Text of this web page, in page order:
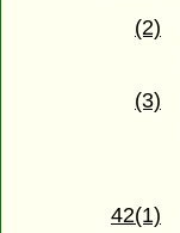
(2)
(3)
42(1)